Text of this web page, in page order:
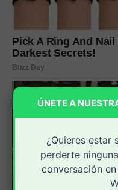
ÚNETE A
¿Quieres estar
perderte
conversación